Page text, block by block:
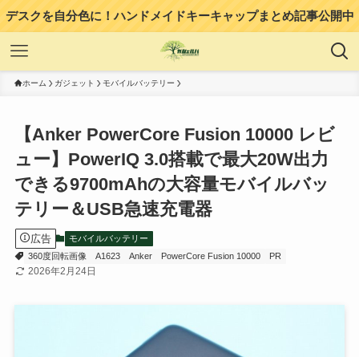
デスクを自分色に！ハンドメイドキーキャップまとめ記事公開中
ホーム ガジェット モバイルバッテリー
【Anker PowerCore Fusion 10000 レビ
ュー】PowerIQ 3.0搭載で最大20W出力
できる9700mAhの大容量モバイルバッ
テリー＆USB急速充電器
広告
モバイルバッテリー
360度回転画像
A1623 Anker PowerCore Fusion 10000 PR
2026年2月24日